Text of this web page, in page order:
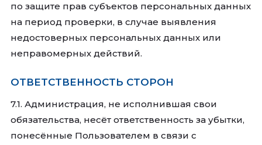
по защите прав субъектов персональных данных
на период проверки, в случае выявления
недостоверных персональных данных или
неправомерных действий.
ОТВЕТСТВЕННОСТЬ СТОРОН
7.1. Администрация, не исполнившая свои
обязательства, несёт ответственность за убытки,
понесённые Пользователем в связи с